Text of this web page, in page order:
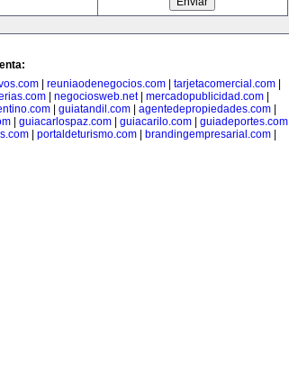
| reuniaodenegocios.com| tarjetacomercial.com|
negociosweb.net| mercadopublicidad.com
| guiatandil.com| agentedepropiedades.com|
guiacarlospaz.com guiacarilo.com guiadeportes.com
| portaldeturismo.com| brandingempresarial.com|